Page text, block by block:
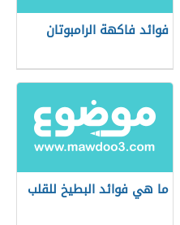
فوائد فاكهة الرامبوتان
ما هي فوائد البطيخ للقلب